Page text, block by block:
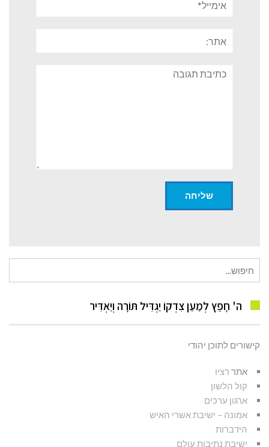
תגובה
עבור:
ה' חָפֵץ לְמַעַן צִדְקוֹ יַגְדִּיל תּוֹרָה וְיַאְדִּיר
קישורים לתוכן יהודי
אתר רציו
קול הלשון
ארגון ערכים
אמונה – ישיבת אשרי האיש
הידברות
ישיבת נתיבות עולם